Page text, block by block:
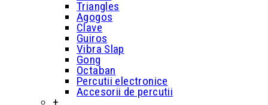
Triangles
Agogos
Clave
Guiros
Vibra Slap
Gong
Octaban
Percutii electronice
Accesorii de percutii